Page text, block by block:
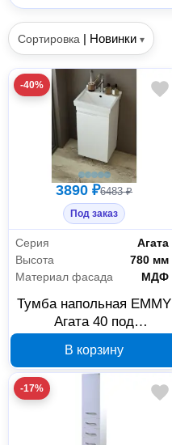
Сортировка | Новинки ▾
-40%
3890 ₽6483 ₽
Под заказ
Серия
Агата
Высота
780 мм
Материал фасада
МДФ
Тумба напольная EMMY
Агата 40 под
310169
В корзину
-17%